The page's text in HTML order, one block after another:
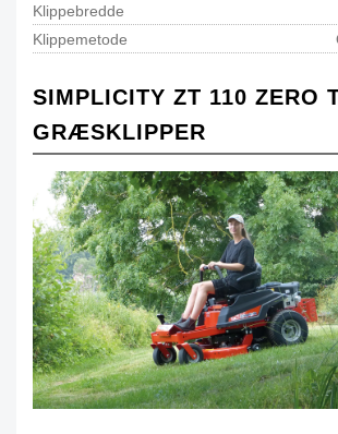
Klippebredde
Klippemetode
SIMPLICITY ZT 110 ZERO
GRÆSKLIPPER